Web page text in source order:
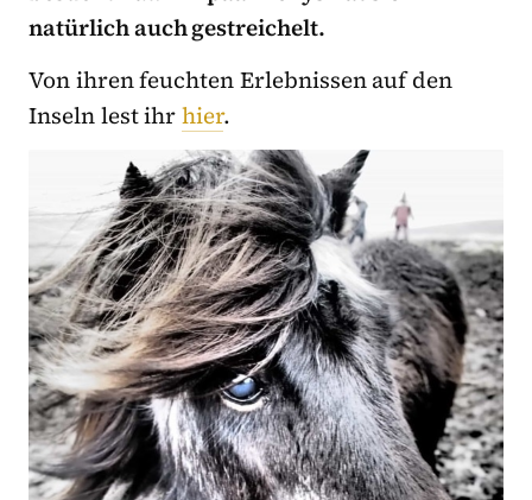
natürlich auch gestreichelt.
Von ihren feuchten Erlebnissen auf den
Inseln lest ihrhier.